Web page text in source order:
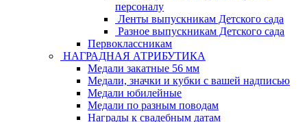
персоналу
Ленты выпускникам Детского сада
Разное выпускникам Детского сада
Первоклассникам
НАГРАДНАЯ АТРИБУТИКА
Медали закатные 56 мм
Медали, значки и кубки с вашей надписью
Медали юбилейные
Медали по разным поводам
Награды к свадебным датам